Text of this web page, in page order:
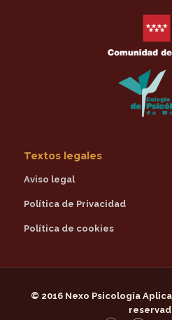
Textos legales
Aviso legal
Política de Privacidad
Política de cookies
© 2016 Nexo Psicología